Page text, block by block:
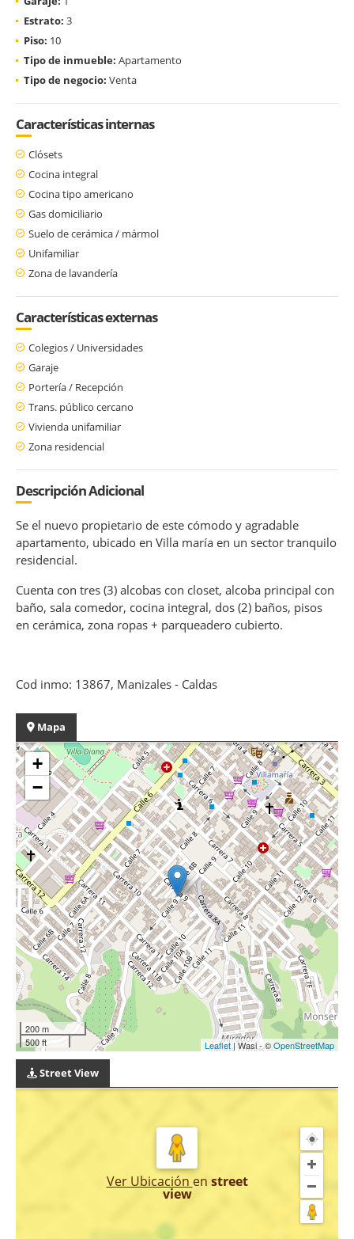
Estrato: 3
Piso: 10
Tipo de inmueble: Apartamento
Tipo de negocio: Venta
Características internas
Clósets
Cocina integral
Cocina tipo americano
Gas domiciliario
Suelo de cerámica / mármol
Unifamiliar
Zona de lavandería
Características externas
Colegios / Universidades
Garaje
Portería / Recepción
Trans. público cercano
Vivienda unifamiliar
Zona residencial
Descripción Adicional
Se el nuevo propietario de este cómodo y agradable
apartamento, ubicado en Villa maría en un sector tranquilo
residencial.
Cuenta con tres (3) alcobas con closet, alcoba principal con
baño, sala comedor, cocina integral, dos (2) baños, pisos
en cerámica, zona ropas + parqueadero cubierto.
Cod inmo: 13867, Manizales - Caldas
Mapa
+
−
200 m
500 ft
Leaflet| Wasi - ©OpenStreetMap
Street View
Ver Ubicación en street
view